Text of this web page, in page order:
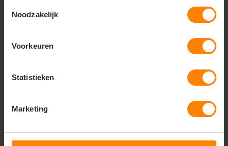
Noodzakelijk
Voorkeuren
Statistieken
Marketing
Onder voorbehoud van productveranderingen